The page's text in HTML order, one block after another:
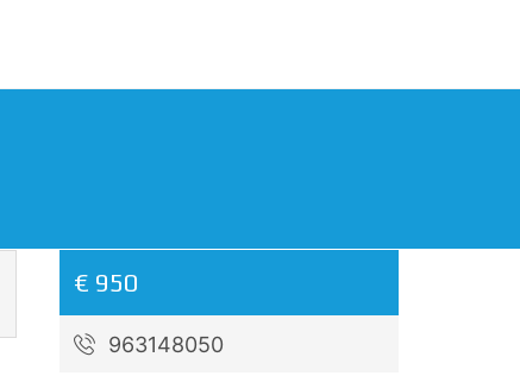
€ 950
963148050